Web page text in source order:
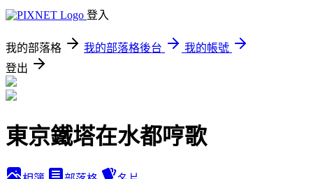
登入
我的部落格 我的部落格後台
我的帳號
登出
東京鐵塔在水都哼歌